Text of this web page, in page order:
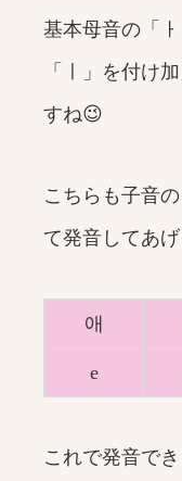
基本母音の「
「ㅣ」を付け
すね😉
こちらも子音
て発音してあ
애
e
これで発音で